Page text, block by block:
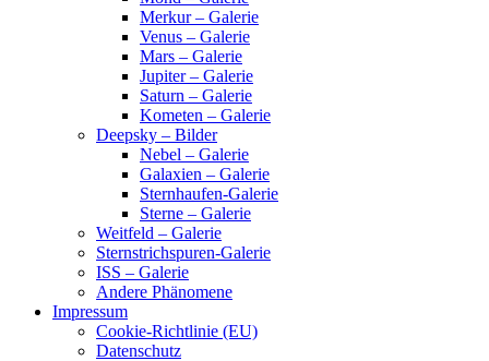
Merkur – Galerie
Venus – Galerie
Mars – Galerie
Jupiter – Galerie
Saturn – Galerie
Kometen – Galerie
Deepsky – Bilder
Nebel – Galerie
Galaxien – Galerie
Sternhaufen-Galerie
Sterne – Galerie
Weitfeld – Galerie
Sternstrichspuren-Galerie
ISS – Galerie
Andere Phänomene
Impressum
Cookie-Richtlinie (EU)
Datenschutz